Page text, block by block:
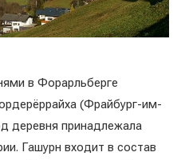
в Форарльберге
(Фрайбург-им-
деревня принадлежала
Гашурн входит в состав